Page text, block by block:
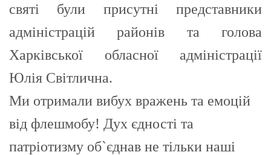
святі були присутні представники
адміністрацій районів та голова
Харківської обласної адміністрації
Юлія Світлична.
Ми отримали вибух вражень та емоцій
від флешмобу! Дух єдності та
патріотизму об`єднав не тільки наші